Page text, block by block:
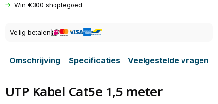
Win €300 shoptegoed
Veilig betalen
Omschrijving Specificaties Veelgestelde vragen
UTP Kabel Cat5e 1,5 meter